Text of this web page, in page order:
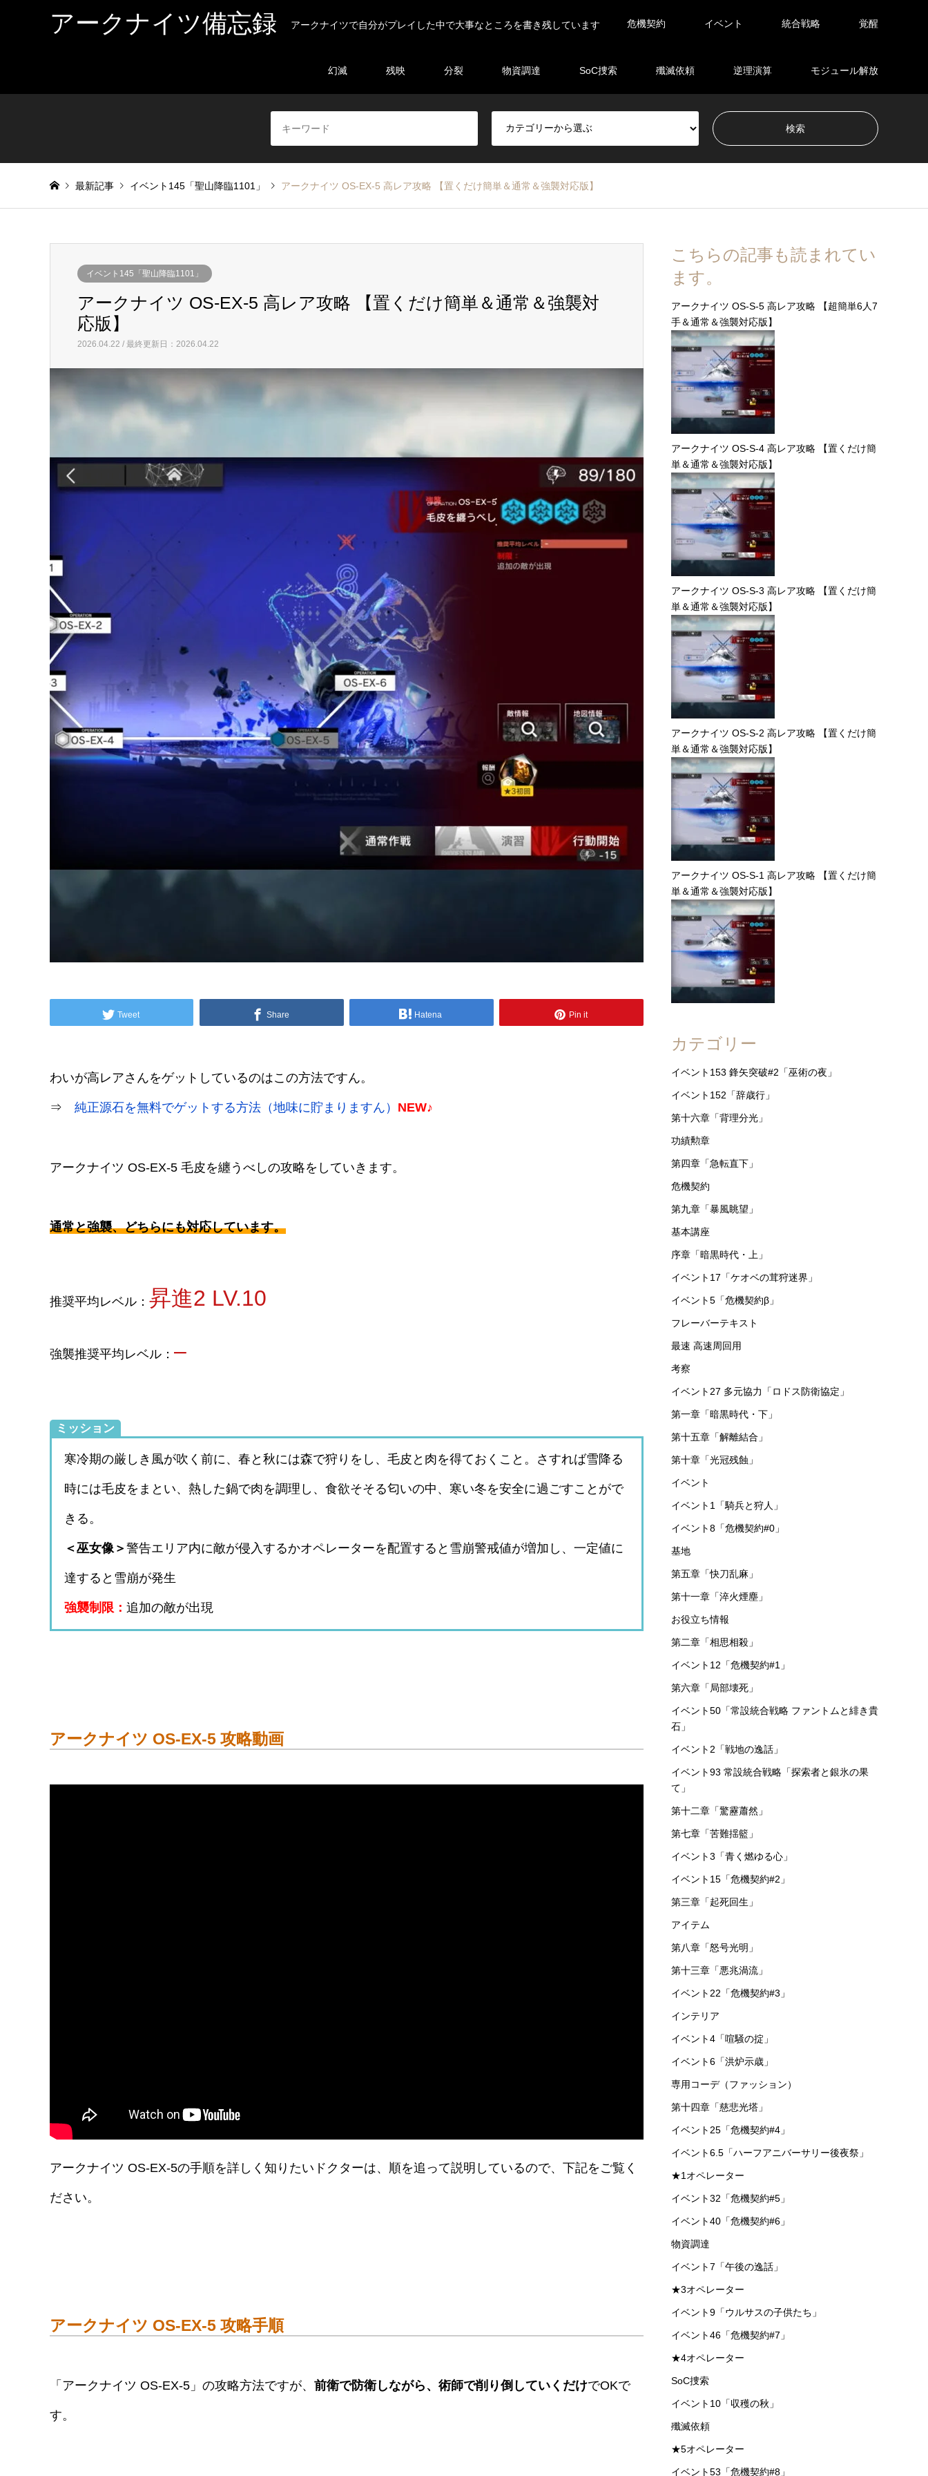
アークナイツ備忘録 アークナイツで自分がプレイした中で大事なところを書き残しています 危機契約 イベント 統合戦略 覚醒
幻滅 残映 分裂 物資調達 SoC捜索 殲滅依頼 逆理演算 モジュール解放
最新記事 イベント145「聖山降臨1101」 アークナイツ OS-EX-5 高レア攻略 【置くだけ簡単＆通常＆強襲対応版】
イベント145「聖山降臨1101」
アークナイツ OS-EX-5 高レア攻略 【置くだけ簡単＆通常＆強襲対
応版】
2026.04.22 / 最終更新日：2026.04.22
Tweet Share Hatena Pin it
わいが高レアさんをゲットしているのはこの方法ですん。
⇒ 純正源石を無料でゲットする方法（地味に貯まりますん） NEW♪
アークナイツ OS-EX-5 毛皮を纏うべしの攻略をしていきます。
通常と強襲、どちらにも対応しています。
推奨平均レベル： 昇進2 LV.10
強襲推奨平均レベル： –
ミッション
寒冷期の厳しき風が吹く前に、春と秋には森で狩りをし、毛皮と肉を得ておくこと。さすれば雪降る
時には毛皮をまとい、熱した鍋で肉を調理し、食欲そそる匂いの中、寒い冬を安全に過ごすことがで
きる。
＜巫女像＞警告エリア内に敵が侵入するかオペレーターを配置すると雪崩警戒値が増加し、一定値に
達すると雪崩が発生
強襲制限： 追加の敵が出現
アークナイツ OS-EX-5 攻略動画
アークナイツ OS-EX-5の手順を詳しく知りたいドクターは、順を追って説明しているので、下記をご覧く
ださい。
アークナイツ OS-EX-5 攻略手順
「アークナイツ OS-EX-5」の攻略方法ですが、 前衛で防衛しながら、術師で削り倒していくだけでOKで
す。
こちらの記事も読まれてい
ます。
アークナイツ OS-S-5 高レア攻略 【超簡単6人7
手＆通常＆強襲対応版】
アークナイツ OS-S-4 高レア攻略 【置くだけ簡
単＆通常＆強襲対応版】
アークナイツ OS-S-3 高レア攻略 【置くだけ簡
単＆通常＆強襲対応版】
アークナイツ OS-S-2 高レア攻略 【置くだけ簡
単＆通常＆強襲対応版】
アークナイツ OS-S-1 高レア攻略 【置くだけ簡
単＆通常＆強襲対応版】
カテゴリー
イベント153 鋒矢突破#2「巫術の夜」
イベント152「辞歳行」
第十六章「背理分光」
功績勲章
第四章「急転直下」
危機契約
第九章「暴風眺望」
基本講座
序章「暗黒時代・上」
イベント17「ケオベの茸狩迷界」
イベント5「危機契約β」
フレーバーテキスト
最速 高速周回用
考察
イベント27 多元協力「ロドス防衛協定」
第一章「暗黒時代・下」
第十五章「解離結合」
第十章「光冠残蝕」
イベント
イベント1「騎兵と狩人」
イベント8「危機契約#0」
基地
第五章「快刀乱麻」
第十一章「淬火煙塵」
お役立ち情報
第二章「相思相殺」
イベント12「危機契約#1」
第六章「局部壊死」
イベント50「常設統合戦略 ファントムと緋き貴
石」
イベント2「戦地の逸話」
イベント93 常設統合戦略「探索者と銀氷の果
て」
第十二章「驚靂蕭然」
第七章「苦難揺籃」
イベント3「青く燃ゆる心」
イベント15「危機契約#2」
第三章「起死回生」
アイテム
第八章「怒号光明」
第十三章「悪兆渦流」
イベント22「危機契約#3」
インテリア
イベント4「喧騒の掟」
イベント6「洪炉示歳」
専用コーデ（ファッション）
第十四章「慈悲光塔」
イベント25「危機契約#4」
イベント6.5「ハーフアニバーサリー後夜祭」
★1オペレーター
イベント32「危機契約#5」
イベント40「危機契約#6」
物資調達
イベント7「午後の逸話」
★3オペレーター
イベント9「ウルサスの子供たち」
イベント46「危機契約#7」
★4オペレーター
SoC捜索
イベント10「収穫の秋」
殲滅依頼
★5オペレーター
イベント53「危機契約#8」